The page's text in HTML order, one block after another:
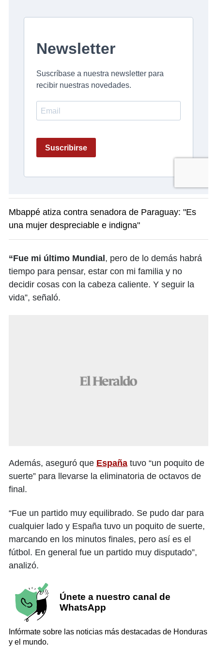
Mbappé atiza contra senadora de Paraguay: "Es
una mujer despreciable e indigna"
“Fue mi último Mundial , pero de lo demás habrá
tiempo para pensar, estar con mi familia y no
decidir cosas con la cabeza caliente. Y seguir la
vida”, señaló.
Además, aseguró que España tuvo “un poquito de
suerte” para llevarse la eliminatoria de octavos de
final.
“Fue un partido muy equilibrado. Se pudo dar para
cualquier lado y España tuvo un poquito de suerte,
marcando en los minutos finales, pero así es el
fútbol. En general fue un partido muy disputado”,
analizó.
Únete a nuestro canal de
WhatsApp
Infórmate sobre las noticias más destacadas de Honduras
y el mundo.